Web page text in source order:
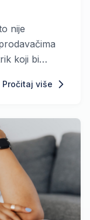
nije
koji bi
Pročitaj više